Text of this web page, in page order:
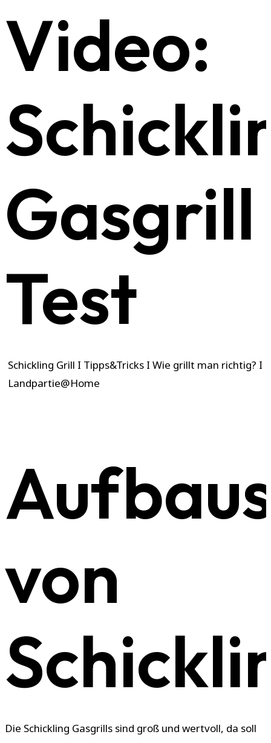
Video:
Gasgrill
Test
Schickling Grill I Tipps&Tricks I Wie grillt man richtig? I
Landpartie@Home
von
Die Schickling Gasgrills sind groß und wertvoll, da soll